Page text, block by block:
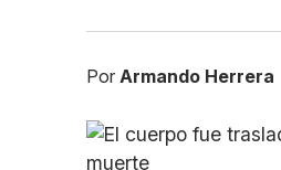
Por Armando Herrera